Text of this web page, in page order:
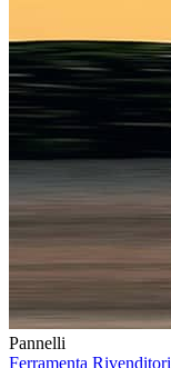
Pannelli
Ferramenta Rivenditori